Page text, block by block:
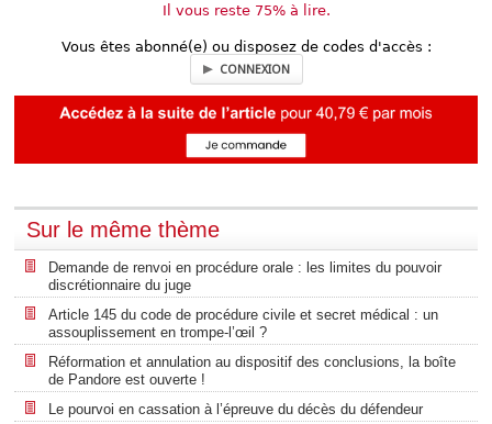
Il vous reste 75% à lire.
Vous êtes abonné(e) ou disposez de codes d'accès :
CONNEXION
Sur le même thème
Demande de renvoi en procédure orale : les limites du pouvoir
discrétionnaire du juge
Article 145 du code de procédure civile et secret médical : un
assouplissement en trompe-l’œil ?
Réformation et annulation au dispositif des conclusions, la boîte
de Pandore est ouverte !
Le pourvoi en cassation à l’épreuve du décès du défendeur